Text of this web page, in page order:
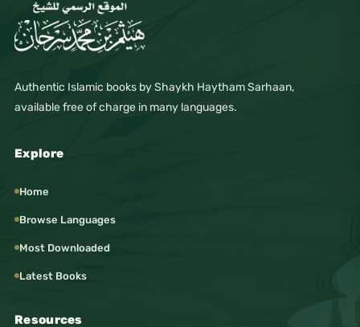
Authentic Islamic books by Shaykh Haytham Sarhaan,
available free of charge in many languages.
Explore
Home
Browse Languages
Most Downloaded
Latest Books
Resources